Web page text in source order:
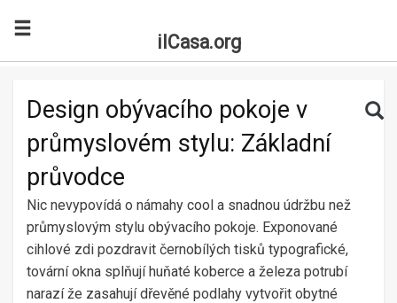
ilCasa.org
Search for:
Design obývacího pokoje v
průmyslovém stylu: Základní
průvodce
Nic nevypovídá o námahy cool a snadnou údržbu než
průmyslovým stylu obývacího pokoje. Exponované
cihlové zdi pozdravit černobílých tisků typografické,
tovární okna splňují huňaté koberce a železa potrubí
narazí že zasahují dřevěné podlahy vytvořit obytné